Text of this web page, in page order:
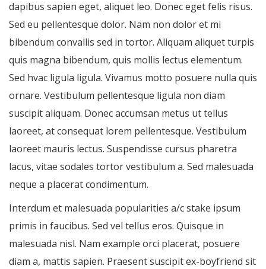
dapibus sapien eget, aliquet leo. Donec eget felis risus.
Sed eu pellentesque dolor. Nam non dolor et mi
bibendum convallis sed in tortor. Aliquam aliquet turpis
quis magna bibendum, quis mollis lectus elementum.
Sed hvac ligula ligula. Vivamus motto posuere nulla quis
ornare. Vestibulum pellentesque ligula non diam
suscipit aliquam. Donec accumsan metus ut tellus
laoreet, at consequat lorem pellentesque. Vestibulum
laoreet mauris lectus. Suspendisse cursus pharetra
lacus, vitae sodales tortor vestibulum a. Sed malesuada
neque a placerat condimentum.
Interdum et malesuada popularities a/c stake ipsum
primis in faucibus. Sed vel tellus eros. Quisque in
malesuada nisl. Nam example orci placerat, posuere
diam a, mattis sapien. Praesent suscipit ex-boyfriend sit